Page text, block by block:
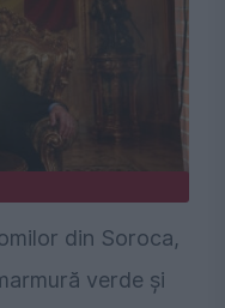
din Soroca,
verde și